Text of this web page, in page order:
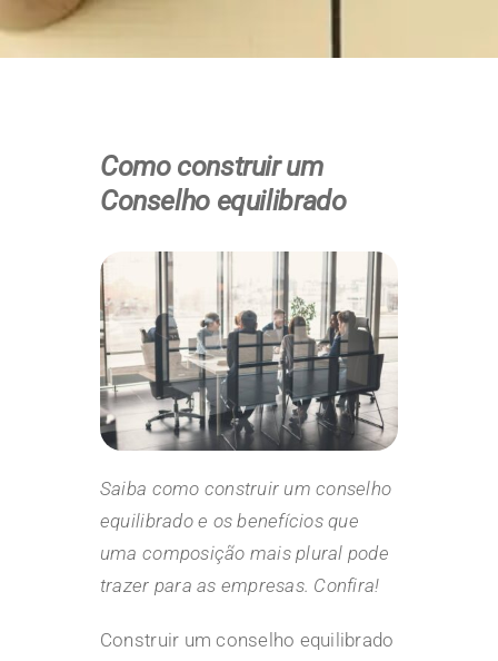
Como construir um
Conselho equilibrado
Saiba como construir um conselho
equilibrado e os benefícios que
uma composição mais plural pode
trazer para as empresas. Confira!
Construir um conselho equilibrado